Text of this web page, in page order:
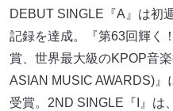
DEBUT SINGLE『A』は初
記録を達成。『第63回輝く
賞、世界最大級のKPOP音
ASIAN MUSIC AWARDS)』
受賞。2ND SINGLE『I』は